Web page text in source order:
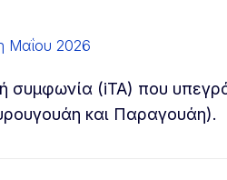
Μαΐου 2026
συμφωνία (iTA) που
και Παραγουάη).